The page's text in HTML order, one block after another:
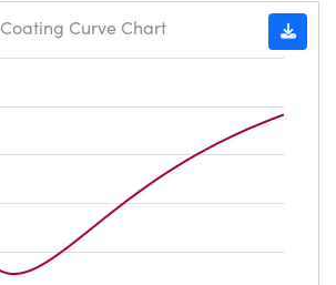
Coating Curve Chart